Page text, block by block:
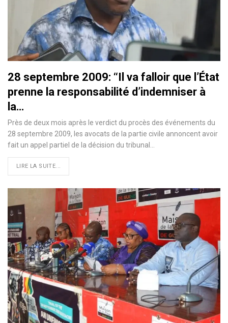
28 septembre 2009: ‘‘Il va falloir que l’État
prenne la responsabilité d’indemniser à
la…
Près de deux mois après le verdict du procès des événements du
28 septembre 2009, les avocats de la partie civile annoncent avoir
fait un appel partiel de la décision du tribunal…
LIRE LA SUITE...